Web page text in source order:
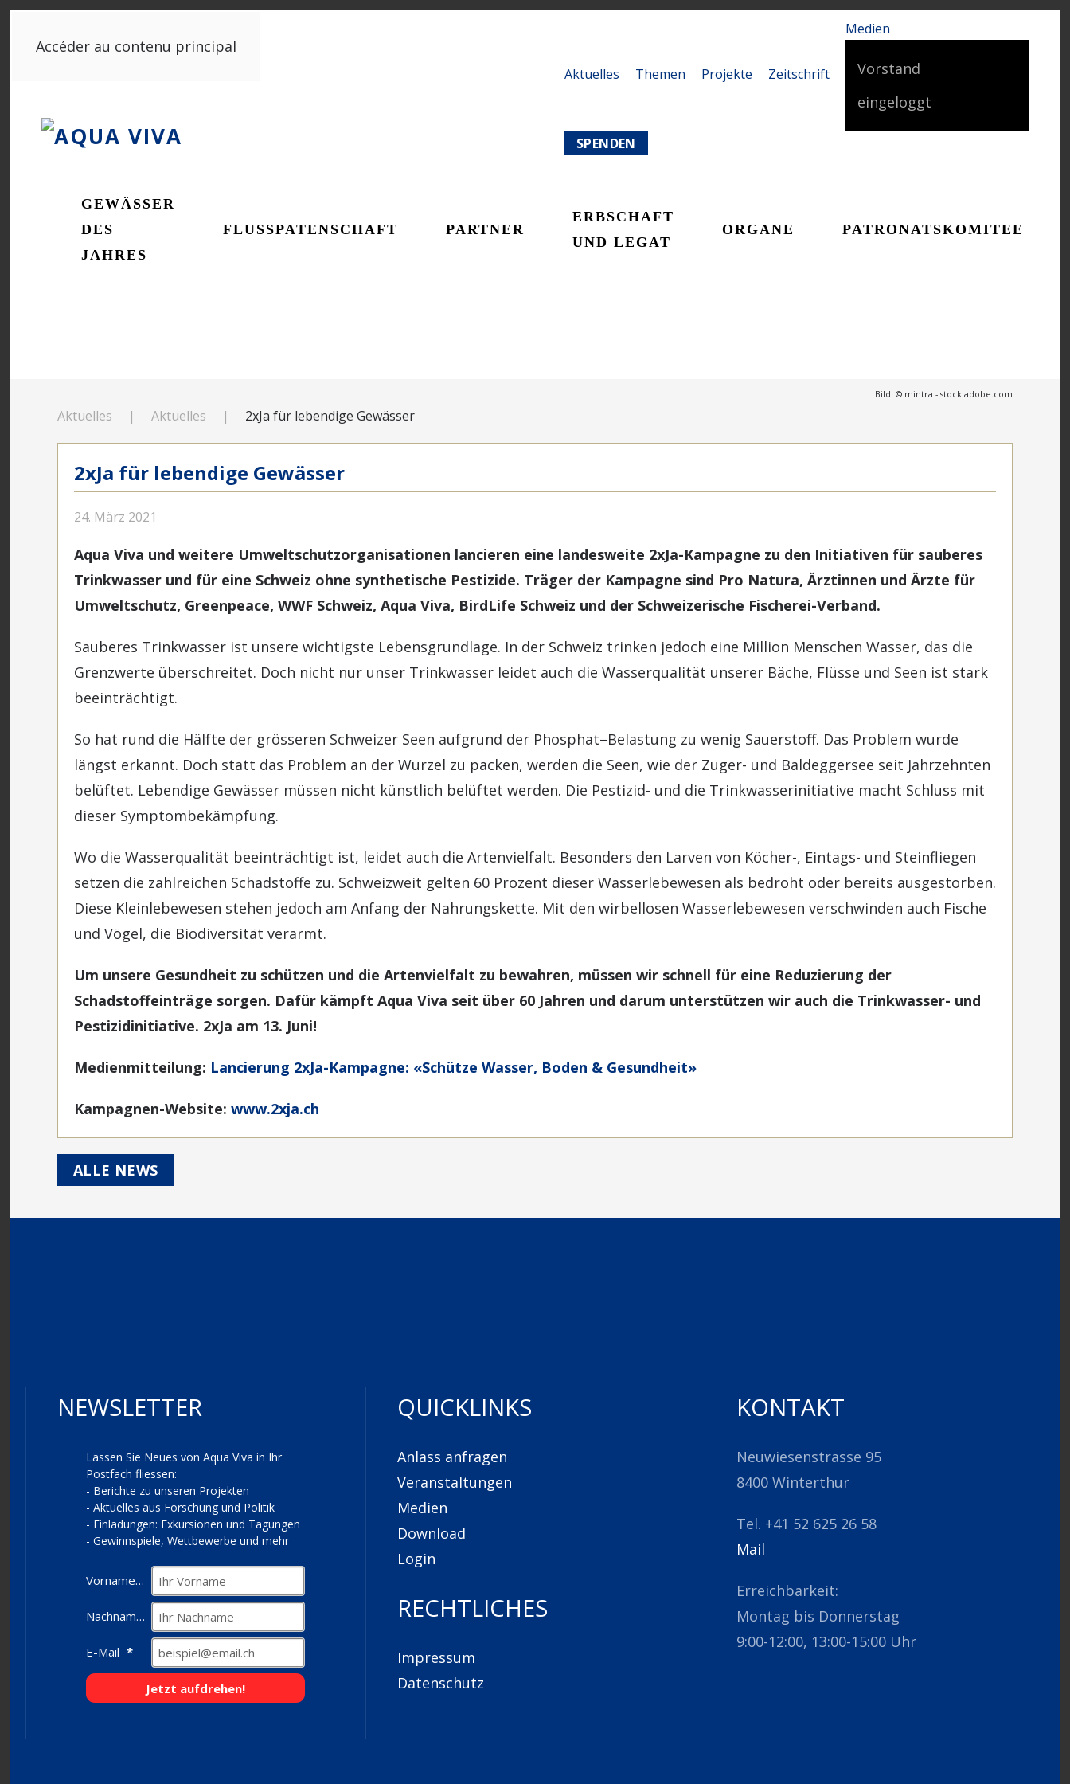
Accéder au contenu principal
Aktuelles Themen Projekte Zeitschrift
Medien
Vorstand
eingeloggt
SPENDEN
GEWÄSSER
DES
JAHRES
FLUSSPATENSCHAFT PARTNER
ERBSCHAFT
UND LEGAT
ORGANE PATRONATSKOMITEE
Bild: © mintra - stock.adobe.com
Aktuelles Aktuelles 2xJa für lebendige Gewässer
2xJa für lebendige Gewässer
24. März 2021
Aqua Viva und weitere Umweltschutzorganisationen lancieren eine landesweite 2xJa-Kampagne zu den Initiativen für sauberes
Trinkwasser und für eine Schweiz ohne synthetische Pestizide. Träger der Kampagne sind Pro Natura, Ärztinnen und Ärzte für
Umweltschutz, Greenpeace, WWF Schweiz, Aqua Viva, BirdLife Schweiz und der Schweizerische Fischerei-Verband.
Sauberes Trinkwasser ist unsere wichtigste Lebensgrundlage. In der Schweiz trinken jedoch eine Million Menschen Wasser, das die
Grenzwerte überschreitet. Doch nicht nur unser Trinkwasser leidet auch die Wasserqualität unserer Bäche, Flüsse und Seen ist stark
beeinträchtigt.
So hat rund die Hälfte der grösseren Schweizer Seen aufgrund der Phosphat–Belastung zu wenig Sauerstoff. Das Problem wurde
längst erkannt. Doch statt das Problem an der Wurzel zu packen, werden die Seen, wie der Zuger- und Baldeggersee seit Jahrzehnten
belüftet. Lebendige Gewässer müssen nicht künstlich belüftet werden. Die Pestizid- und die Trinkwasserinitiative macht Schluss mit
dieser Symptombekämpfung.
Wo die Wasserqualität beeinträchtigt ist, leidet auch die Artenvielfalt. Besonders den Larven von Köcher-, Eintags- und Steinfliegen
setzen die zahlreichen Schadstoffe zu. Schweizweit gelten 60 Prozent dieser Wasserlebewesen als bedroht oder bereits ausgestorben.
Diese Kleinlebewesen stehen jedoch am Anfang der Nahrungskette. Mit den wirbellosen Wasserlebewesen verschwinden auch Fische
und Vögel, die Biodiversität verarmt.
Um unsere Gesundheit zu schützen und die Artenvielfalt zu bewahren, müssen wir schnell für eine Reduzierung der
Schadstoffeinträge sorgen. Dafür kämpft Aqua Viva seit über 60 Jahren und darum unterstützen wir auch die Trinkwasser- und
Pestizidinitiative. 2xJa am 13. Juni!
Medienmitteilung: Lancierung 2xJa-Kampagne: «Schütze Wasser, Boden & Gesundheit»
Kampagnen-Website: www.2xja.ch
ALLE NEWS
NEWSLETTER
Lassen Sie Neues von Aqua Viva in Ihr
Postfach fliessen:
- Berichte zu unseren Projekten
- Aktuelles aus Forschung und Politik
- Einladungen: Exkursionen und Tagungen
- Gewinnspiele, Wettbewerbe und mehr
Vorname
Nachname
E-Mail
Jetzt aufdrehen!
QUICKLINKS
Anlass anfragen
Veranstaltungen
Medien
Download
Login
RECHTLICHES
Impressum
Datenschutz
KONTAKT
Neuwiesenstrasse 95
8400 Winterthur
Tel. +41 52 625 26 58
Mail
Erreichbarkeit:
Montag bis Donnerstag
9:00-12:00, 13:00-15:00 Uhr